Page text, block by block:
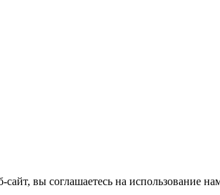
вы соглашаетесь на использование